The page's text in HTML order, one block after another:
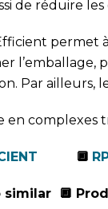
de réduire les
permet
l’emballage,
Par ailleurs,
en complexes
🔲
similar 🔲